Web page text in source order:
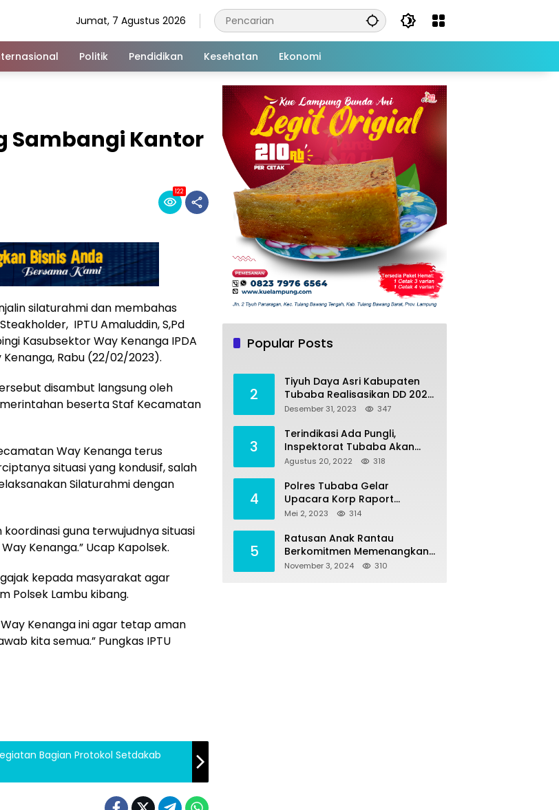
Jumat, 7 Agustus 2026
Politik Pendidikan Kesehatan Ekonomi
Sambangi Kantor
122
silaturahmi dan membahas
IPTU Amaluddin, S,Pd
Kasubsektor Way Kenanga IPDA
Rabu (22/02/2023).
disambut langsung oleh
beserta Staf Kecamatan
Way Kenanga terus
situasi yang kondusif, salah
Silaturahmi dengan
guna terwujudnya situasi
Kenanga.” Ucap Kapolsek.
kepada masyarakat agar
Polsek Lambu kibang.
Kenanga ini agar tetap aman
kita semua.” Pungkas IPTU
Bagian Protokol Setdakab
Popular Posts
tahun 2022 Untuk sejumlah
Juli 4, 2022
2
Tiyuh Daya Asri Kabupaten
Tubaba Realisasikan DD 2023
Untuk Sejumlah Program
Desember 31, 2023 347
3
Terindikasi Ada Pungli,
Inspektorat Tubaba Akan
Panggil Kepala SDN 7
Agustus 20, 2022 318
4
Polres Tubaba Gelar
Upacara Korp Raport
Kenaikan Pangkat
Effendi
Mei 2, 2023 314
5
Ratusan Anak Rantau
Berkomitmen Memenangkan
Pasangan NONA di Pilkada
November 3, 2024 310